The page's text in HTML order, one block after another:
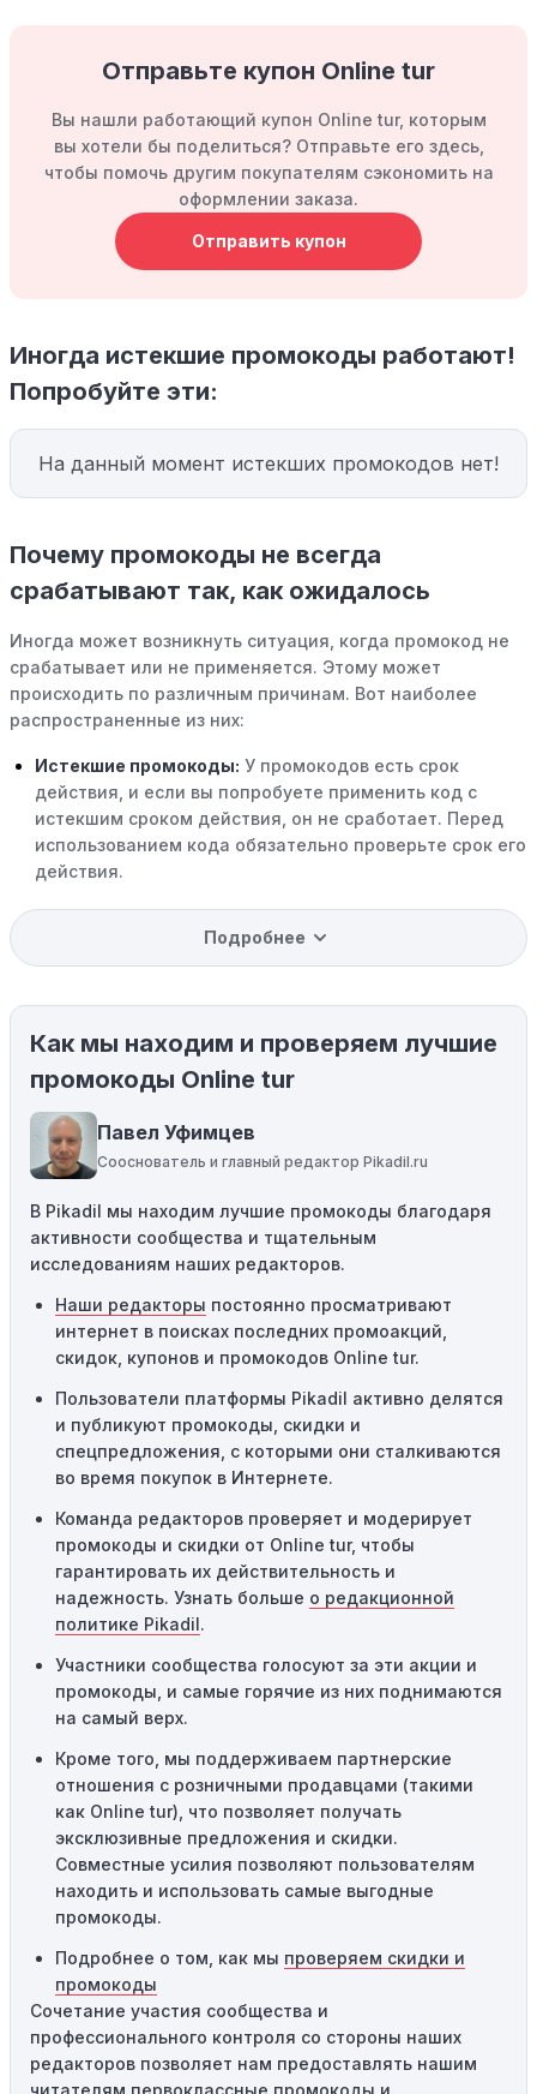
Отправьте купон Online tur
Вы нашли работающий купон Online tur, которым
вы хотели бы поделиться? Отправьте его здесь,
чтобы помочь другим покупателям сэкономить на
оформлении заказа.
Отправить купон
Иногда истекшие промокоды работают!
Попробуйте эти:
На данный момент истекших промокодов нет!
Почему промокоды не всегда
срабатывают так, как ожидалось
Иногда может возникнуть ситуация, когда промокод не
срабатывает или не применяется. Этому может
происходить по различным причинам. Вот наиболее
распространенные из них:
Истекшие промокоды: У промокодов есть срок
действия, и если вы попробуете применить код с
истекшим сроком действия, он не сработает. Перед
использованием кода обязательно проверьте срок его
действия.
Уже со скидкой:В некоторых случаях интересующий
вас товар может быть уже со скидкой. Некоторые
магазины предлагают скидки и акции напрямую, без
Ограничения на использование промокода:
Некоторые промокоды распространяются только на
определенные товары, бренды или категории. Если вы
пытаетесь применить код к товару, не
соответствующему критериям, он не сработает.
промокоды требуют соблюдения минимального
порога покупки, чтобы получить право на скидку. Если
сумма в корзине не соответствует указанному порогу,
код не сработает.
Географические ограничения:Действие некоторых
промокодов может быть ограничено определенными
местами или регионами. Если вы находитесь за
пределами указанного региона, то код не будет
применяться.
предназначены только для однократного
использования. Если код уже был использован кем-то
другим, он не будет действовать повторно.
Технические сбои:
привести к неработоспособности кодов промокодов. В
таких случаях следует обратиться за помощью в
службу поддержки.
Подробнее
Как мы находим и проверяем лучшие
промокоды Online tur
Павел Уфимцев
Сооснователь и главный редактор Pikadil.ru
В Pikadil мы находим лучшие промокоды благодаря
активности сообщества и тщательным
исследованиям наших редакторов.
Наши редакторы постоянно просматривают
интернет в поисках последних промоакций,
скидок, купонов и промокодов Online tur.
Пользователи платформы Pikadil активно делятся
и публикуют промокоды, скидки и
спецпредложения, с которыми они сталкиваются
во время покупок в Интернете.
Команда редакторов проверяет и модерирует
промокоды и скидки от Online tur, чтобы
гарантировать их действительность и
надежность. Узнать больше о редакционной
политике Pikadil.
Участники сообщества голосуют за эти акции и
промокоды, и самые горячие из них поднимаются
на самый верх.
Кроме того, мы поддерживаем партнерские
отношения с розничными продавцами (такими
как Online tur), что позволяет получать
эксклюзивные предложения и скидки.
Совместные усилия позволяют пользователям
находить и использовать самые выгодные
промокоды.
Подробнее о том, как мы проверяем скидки и
промокоды
Сочетание участия сообщества и
профессионального контроля со стороны наших
редакторов позволяет нам предоставлять нашим